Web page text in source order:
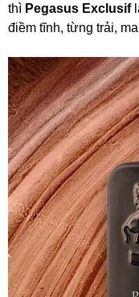
thì Pegasus Exclusif
điềm tĩnh, từng trải,